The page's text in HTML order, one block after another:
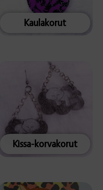
Kaulakorut
Kissa-korvakorut